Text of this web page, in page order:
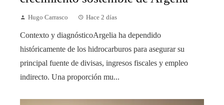
Hugo Carrasco Hace 2 días
Contexto y diagnósticoArgelia ha dependido
históricamente de los hidrocarburos para asegurar su
principal fuente de divisas, ingresos fiscales y empleo
indirecto. Una proporción mu...